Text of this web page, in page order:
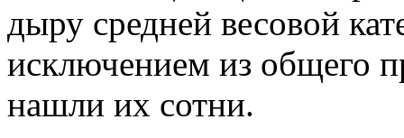
дыру средней весовой
исключением из общего
нашли их сотни.